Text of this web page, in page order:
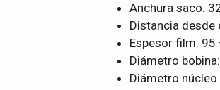
Anchura saco:
Distancia desde
Espesor film: 95
Diámetro
Diámetro